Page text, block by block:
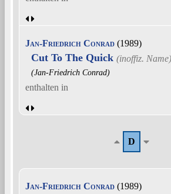
Jan-Friedrich Conrad (1989)
Cut To The Quick
(Jan-Friedrich Conrad)
enthalten in
D
Jan-Friedrich Conrad (1989)